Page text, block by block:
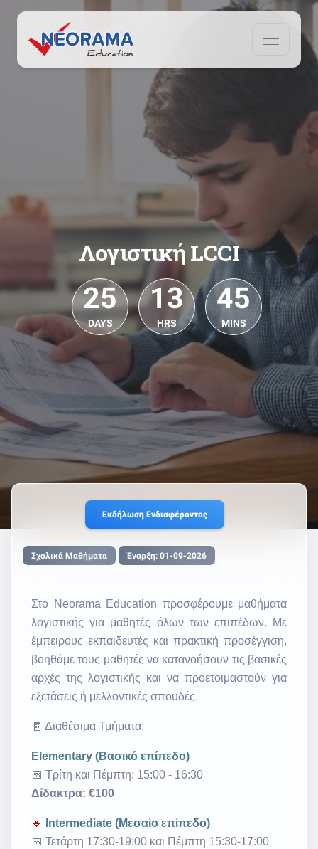
Λογιστική LCCI
25
DAYS
13
HRS
45
MINS
Εκδήλωση Ενδιαφέροντος
Σχολικά Μαθήματα Έναρξη: 01-09-2026
Στο Neorama Education προσφέρουμε μαθήματα
λογιστικής για μαθητές όλων των επιπέδων. Με
έμπειρους εκπαιδευτές και πρακτική προσέγγιση,
βοηθάμε τους μαθητές να κατανοήσουν τις βασικές
αρχές της λογιστικής και να προετοιμαστούν για
εξετάσεις ή μελλοντικές σπουδές.
🧾 Διαθέσιμα Τμήματα:
Elementary (Βασικό επίπεδο)
📅 Τρίτη και Πέμπτη: 15:00 - 16:30
Δίδακτρα: €100
🔹
Intermediate (Μεσαίο επίπεδο)
📅 Τετάρτη 17:30-19:00 και Πέμπτη 15:30-17:00